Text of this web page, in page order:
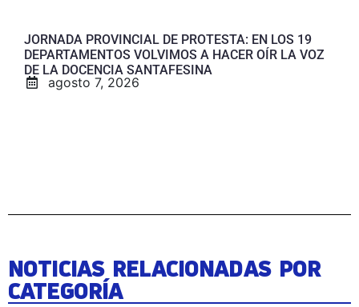
JORNADA PROVINCIAL DE PROTESTA: EN LOS 19
DEPARTAMENTOS VOLVIMOS A HACER OÍR LA VOZ
DE LA DOCENCIA SANTAFESINA
agosto 7, 2026
NOTICIAS RELACIONADAS POR
CATEGORÍA